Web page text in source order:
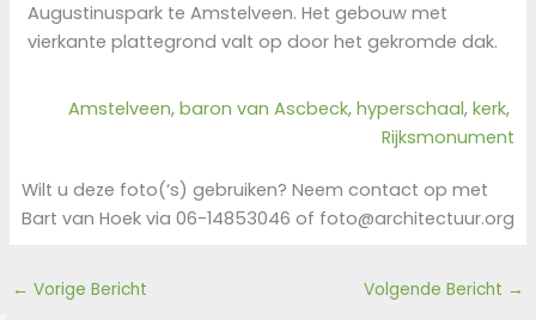
Augustinuspark te Amstelveen. Het gebouw met
vierkante plattegrond valt op door het gekromde dak.
Amstelveen, baron van Ascbeck, hyperschaal, kerk
Rijksmonument
Wilt u deze foto(‘s) gebruiken? Neem contact op met
Bart van Hoek via 06-14853046 of foto@architectuur.org
← Vorige Bericht Volgende Bericht →